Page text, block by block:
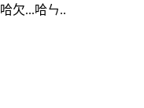
欠...哈ㄣ..